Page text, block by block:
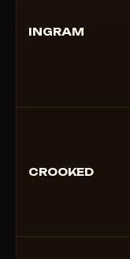
INGRAM
CROOKED